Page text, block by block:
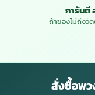
การันตี
ถ้าของไม่ถึงวั
สั่งซื้อพว